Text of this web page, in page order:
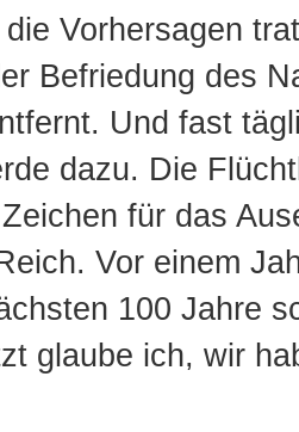
Vorhersagen
Befriedung des
Und fast
dazu. Die
für das
Vor einem
100 Jahre
glaube ich, wir